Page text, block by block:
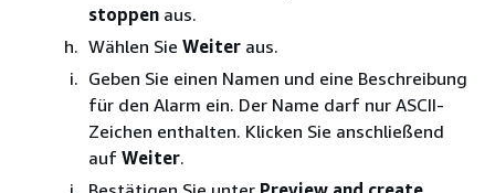
stoppen aus.
Wählen Sie Weiter aus.
Geben Sie einen Namen und eine Beschreibung
für den Alarm ein. Der Name darf nur ASCII-
Zeichen enthalten. Klicken Sie anschließend
auf Weiter.